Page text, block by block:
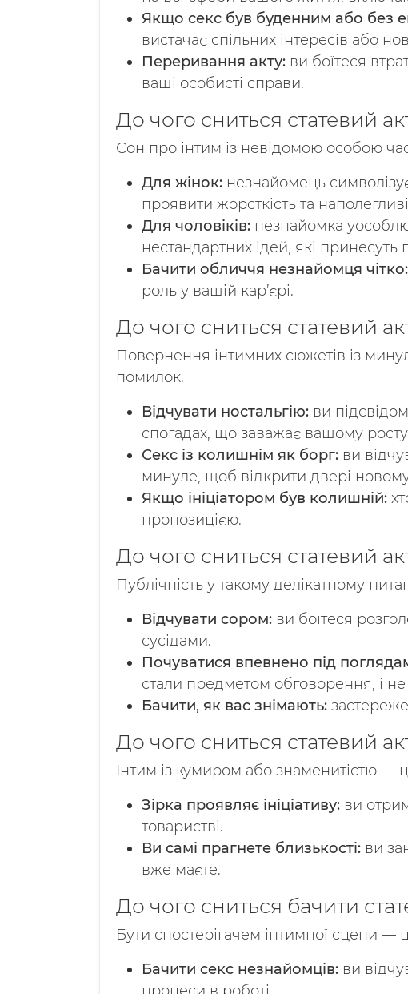
Якщо секс був буденним або без
вистачає спільних інтересів або
Переривання акту: ви боїтеся
ваші особисті справи.
До чого сниться статевий
Сон про інтим із невідомою особою
Для жінок: незнайомець
проявити жорсткість та
Для чоловіків: незнайомка
нестандартних ідей, які принесуть
Бачити обличчя незнайомця чітко:
роль у вашій кар’єрі.
До чого сниться статевий
Повернення інтимних сюжетів із
помилок.
Відчувати ностальгію: ви
спогадах, що заважає вашому росту
Секс із колишнім як борг: ви
минуле, щоб відкрити двері
Якщо ініціатором був колишній:
пропозицією.
До чого сниться статевий
Публічність у такому делікатному
Відчувати сором: ви боїтеся
сусідами.
Почуватися впевнено під
стали предметом обговорення, і не
Бачити, як вас знімають:
До чого сниться статевий
Інтим із кумиром або знаменитістю —
Зірка проявляє ініціативу: ви
товаристві.
Ви самі прагнете близькості: ви
вже маєте.
До чого сниться бачити
Бути спостерігачем інтимної сцени —
Бачити секс незнайомців: ви